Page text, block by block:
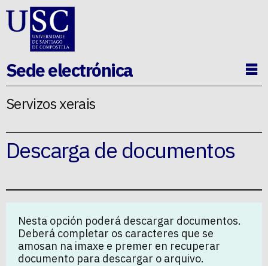
Ir ao contido da p�xina
Sede electrónica
Servizos xerais
Descarga de documentos
Nesta opción poderá descargar documentos.
Deberá completar os caracteres que se
amosan na imaxe e premer en recuperar
documento para descargar o arquivo.